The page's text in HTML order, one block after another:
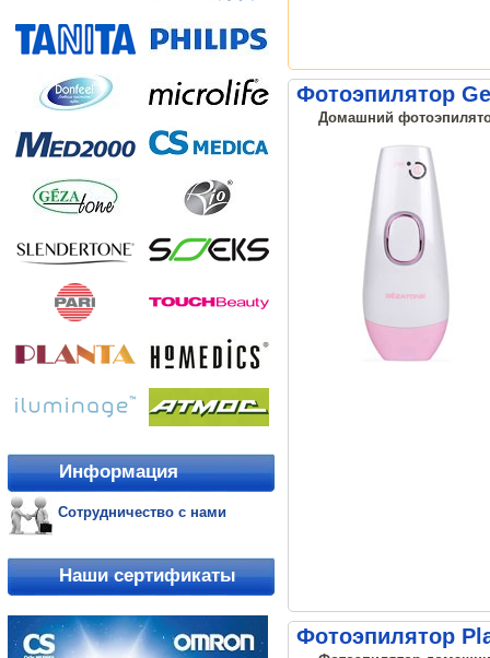
Информация
Сотрудничество с нами
Наши сертификаты
Фотоэпилятор
Домашний
Фотоэпилятор